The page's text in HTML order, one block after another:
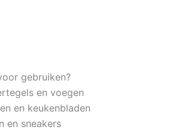
gebruiken?
en voegen
en keukenbladen
en sneakers